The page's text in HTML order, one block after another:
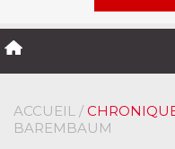
ACCUEIL /
BAREMBAUM